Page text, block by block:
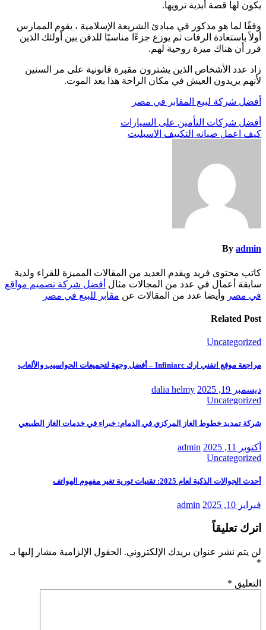
يكون لها قصة أبدية ترويها.
وفقًا لما هو مذكور في مبادئ الشريعة الإسلامية ، يقوم الممارس
أولاً باستعادة الرفات ثم يوزع جزءًا مناسبًا للدفن بين أولئك الذين
قرر أن هناك ميزة روحية لهم.
زاد عدد الأشخاص الذين يشترون مقبرة قانونية على مر السنين
لأنهم يريدون العيش في مكان الراحة هذا بعد الموت.
أفضل شركة لبيع المقابر في مصر
تصفّح
المقالات
أفضل شركات التأمين على السيارات
كيف اعمل صيانه التكييف الاسبليت
By admin
كاتب محتوى فريد ويقدم العديد من المقالات المميزة للقراء ولدية
سابقة أعمال في عدد من المجالات مثال أفضل شركة تصميم مواقع
في مصر وأيضا عدد من المقالات عن مقابر للبيع في مصر
Related Post
Uncategorized
مراجعة موقع انفني ارك Infiniarc – أفضل وجهة لتجميعات الحواسيب والألعاب
ديسمبر 19, 2025
dalia helmy
Uncategorized
شركة تمديد خطوط الغاز المركزي في الدمام: خبراء في خدمات الغاز الطبيعي
أكتوبر 11, 2025
admin
Uncategorized
أحدث الجوالات الذكية لعام 2025: تقنيات ثورية تغير مفهوم الهواتف
فبراير 10, 2025 admin
اترك تعليقاً
لن يتم نشر عنوان بريدك الإلكتروني. الحقول الإلزامية مشار إليها بـ
*
التعليق *